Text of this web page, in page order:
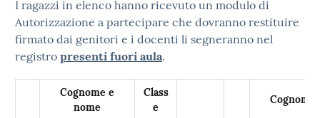
I ragazzi in elenco hanno ricevuto un modulo di
Autorizzazione a partecipare che dovranno restituire
firmato dai genitori e i docenti li segneranno nel
registro presenti fuori aula.
Cognome e
nome
Class
e
Cognome